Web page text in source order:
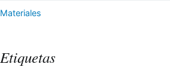
Materiales
Etiquetas